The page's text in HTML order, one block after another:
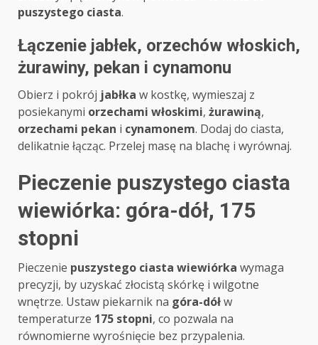
puszystego ciasta.
Łączenie jabłek, orzechów włoskich,
żurawiny, pekan i cynamonu
Obierz i pokrój jabłka w kostkę, wymieszaj z
posiekanymi orzechami włoskimi, żurawiną,
orzechami pekan i cynamonem. Dodaj do ciasta,
delikatnie łącząc. Przelej masę na blachę i wyrównaj.
Pieczenie puszystego ciasta
wiewiórka: góra-dół, 175
stopni
Pieczenie puszystego ciasta wiewiórka wymaga
precyzji, by uzyskać złocistą skórkę i wilgotne
wnętrze. Ustaw piekarnik na góra-dółw
temperaturze 175 stopni, co pozwala na
równomierne wyrośnięcie bez przypalenia.